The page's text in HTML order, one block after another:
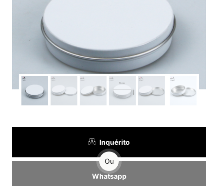
Inquérito
Ou
Whatsapp